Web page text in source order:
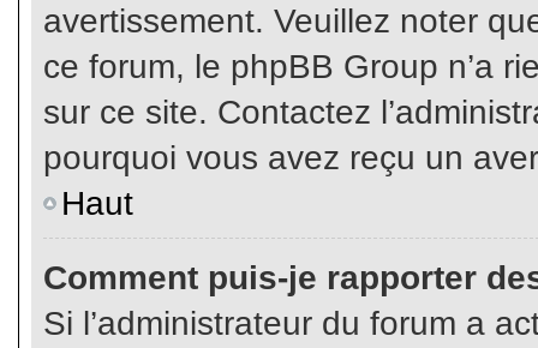
avertissement. Veuillez noter
ce forum, le phpBB Group n’a
sur ce site. Contactez
pourquoi vous avez reçu un
Haut
Comment puis-je rapporter
Si l’administrateur du forum a